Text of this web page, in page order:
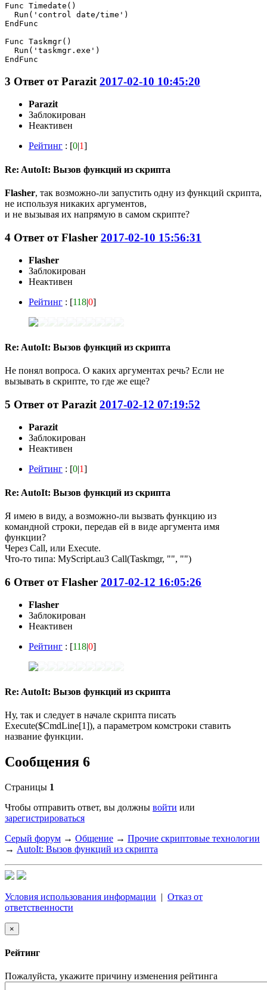
Func Timedate()
  Run('control date/time')
EndFunc
Func Taskmgr()
  Run('taskmgr.exe')
EndFunc
3 Ответ отParazit 2017-02-10 10:45:20
Parazit
Заблокирован
Неактивен
Рейтинг : [0|1]
Re: AutoIt: Вызов функций из скрипта
Flasher, так возможно-ли запустить одну из функций скрипта,
не используя никаких аргументов,
и не вызывая их напрямую в самом скрипте?
4 Ответ отFlasher 2017-02-10 15:56:31
Flasher
Заблокирован
Неактивен
Рейтинг : [118|0]
Re: AutoIt: Вызов функций из скрипта
Не понял вопроса. О каких аргументах речь? Если не
вызывать в скрипте, то где же еще?
5 Ответ отParazit 2017-02-12 07:19:52
Parazit
Заблокирован
Неактивен
Рейтинг : [0|1]
Re: AutoIt: Вызов функций из скрипта
Я имею в виду, а возможно-ли вызвать функцию из
командной строки, передав ей в виде аргумента имя
функции?
Через Call, или Еxecute.
Что-то типа: MyScript.au3 Call(Taskmgr, "", "")
6 Ответ отFlasher 2017-02-12 16:05:26
Flasher
Заблокирован
Неактивен
Рейтинг : [118|0]
Re: AutoIt: Вызов функций из скрипта
Ну, так и следует в начале скрипта писать
Execute($CmdLine[1]), а параметром комстроки ставить
название функции.
Сообщения 6
Страницы 1
Чтобы отправить ответ, вы должны войти или
зарегистрироваться
Серый форум → Общение → Прочие скриптовые технологии
→ AutoIt: Вызов функций из скрипта
Условия использования информации | Отказ от
ответственности
×
Рейтинг
Пожалуйста, укажите причину изменения рейтинга